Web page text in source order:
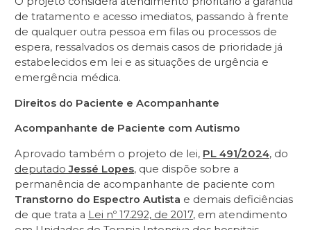
de tratamento e acesso imediatos, passando à frente
de qualquer outra pessoa em filas ou processos de
espera, ressalvados os demais casos de prioridade já
estabelecidos em lei e as situações de urgência e
emergência médica.
Direitos do Paciente e Acompanhante
Acompanhante de Paciente com Autismo
Aprovado também o projeto de lei, PL 491/2024, do
deputadoJessé Lopes, que dispõe sobre a
permanência de acompanhante de paciente com
Transtorno do Espectro Autista e demais deficiências
de que trata a Lei nº 17.292, de 2017, em atendimento